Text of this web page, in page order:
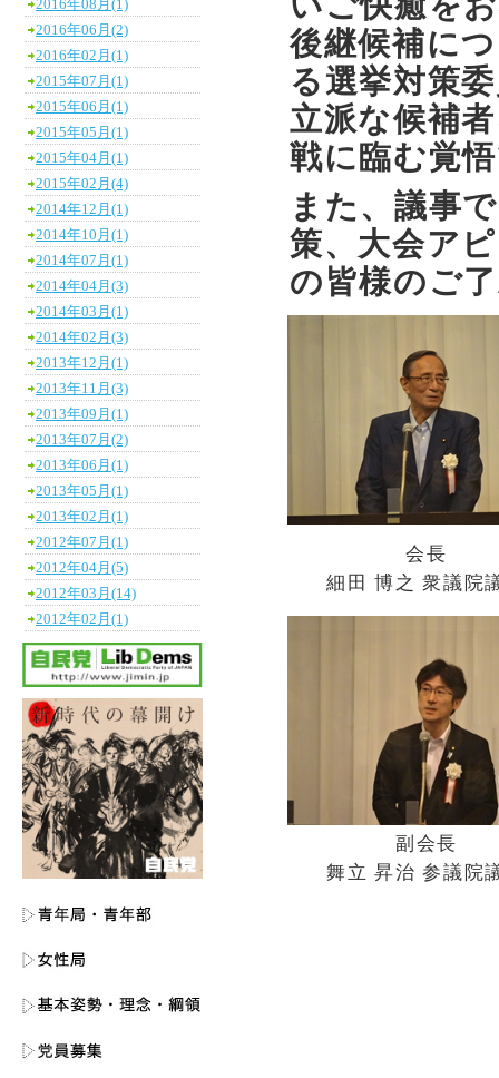
後継候補に
る選挙対策
立派な候補
戦に臨む覚
また、議事
策、大会ア
の皆様のご
会長
細田 博之 衆議院
副会長
舞立 昇治 参議院
2016年08月(1)
2016年06月(2)
2016年02月(1)
2015年07月(1)
2015年06月(1)
2015年05月(1)
2015年04月(1)
2015年02月(4)
2014年12月(1)
2014年10月(1)
2014年07月(1)
2014年04月(3)
2014年03月(1)
2014年02月(3)
2013年12月(1)
2013年11月(3)
2013年09月(1)
2013年07月(2)
2013年06月(1)
2013年05月(1)
2013年02月(1)
2012年07月(1)
2012年04月(5)
2012年03月(14)
2012年02月(1)